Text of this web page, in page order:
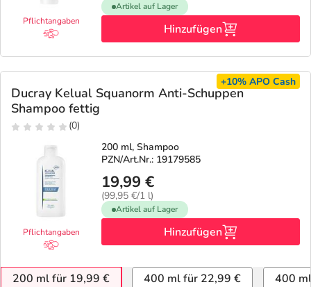
Pflichtangaben
Artikel auf Lager
Hinzufügen
Ducray Kelual Squanorm Anti-Schuppen
Shampoo fettig
(0)
+10% APO Cash
Pflichtangaben
200 ml, Shampoo
PZN/Art.Nr.: 19179585
19,99 €
(99,95 €/1 l)
Artikel auf Lager
Hinzufügen
200 ml für 19,99 € 400 ml für 22,99 € 400